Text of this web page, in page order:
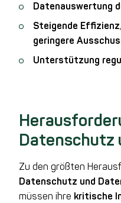
Datenauswertung
Steigende Effizienz,
geringere
Unterstützung
Datenschutz
Zu den größten
Datenschutz und
müssen ihre kritische